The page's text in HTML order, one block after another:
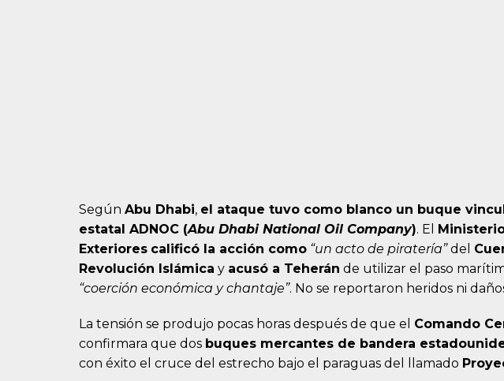
Según Abu Dhabi, el ataque tuvo como blanco un buque
estatal ADNOC (Abu Dhabi National Oil Company). El
Exteriores calificó la acción como “un acto de piratería”del
Revolución Islámica y acusó a Teherán de utilizar el paso
“coerción económica y chantaje”. No se reportaron heridos ni
La tensión se produjo pocas horas después de que el Comando
confirmara que dos buques mercantes de bandera
con éxito el cruce del estrecho bajo el paraguas del llamado